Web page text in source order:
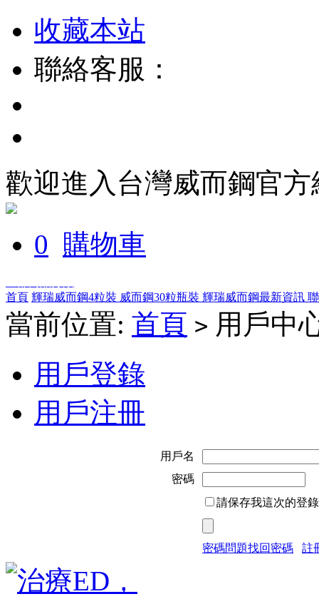
收藏本站
聯絡客服：
歡迎進入台灣威而鋼官方
0 購物車
首頁 輝瑞威而鋼4粒裝 威而鋼30粒瓶裝 輝瑞威而鋼最新資訊
當前位置: 首頁 > 用戶中
用戶登錄
用戶注冊
用戶名
密碼
請保存我這次的登
密碼問題找回密碼 註